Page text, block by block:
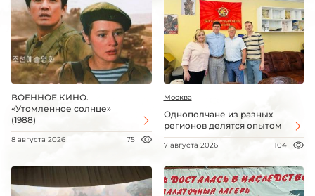
ВОЕННОЕ КИНО.
«Утомленное солнце»
(1988)
8 августа 2026 75
Москва
Однополчане из разных
регионов делятся опытом
7 августа 2026 104